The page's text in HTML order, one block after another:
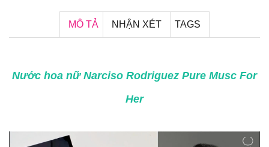
MÔ TẢ NHẬN XÉT TAGS
Nước hoa nữ Narciso Rodriguez Pure Musc For
Her